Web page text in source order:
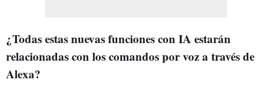
¿Todas estas nuevas funciones con IA estarán
relacionadas con los comandos por voz a través de
Alexa?